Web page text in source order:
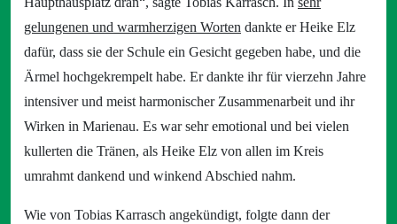
gelungenen und warmherzigen Worten dankte er Heike Elz
dafür, dass sie der Schule ein Gesicht gegeben habe, und die
Ärmel hochgekrempelt habe. Er dankte ihr für vierzehn Jahre
intensiver und meist harmonischer Zusammenarbeit und ihr
Wirken in Marienau. Es war sehr emotional und bei vielen
kullerten die Tränen, als Heike Elz von allen im Kreis
umrahmt dankend und winkend Abschied nahm.
Wie von Tobias Karrasch angekündigt, folgte dann der